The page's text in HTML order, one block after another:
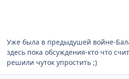
Уже была в предыдушей войне-
здесь пока обсуждения-кто что
решили чуток упростить ;)